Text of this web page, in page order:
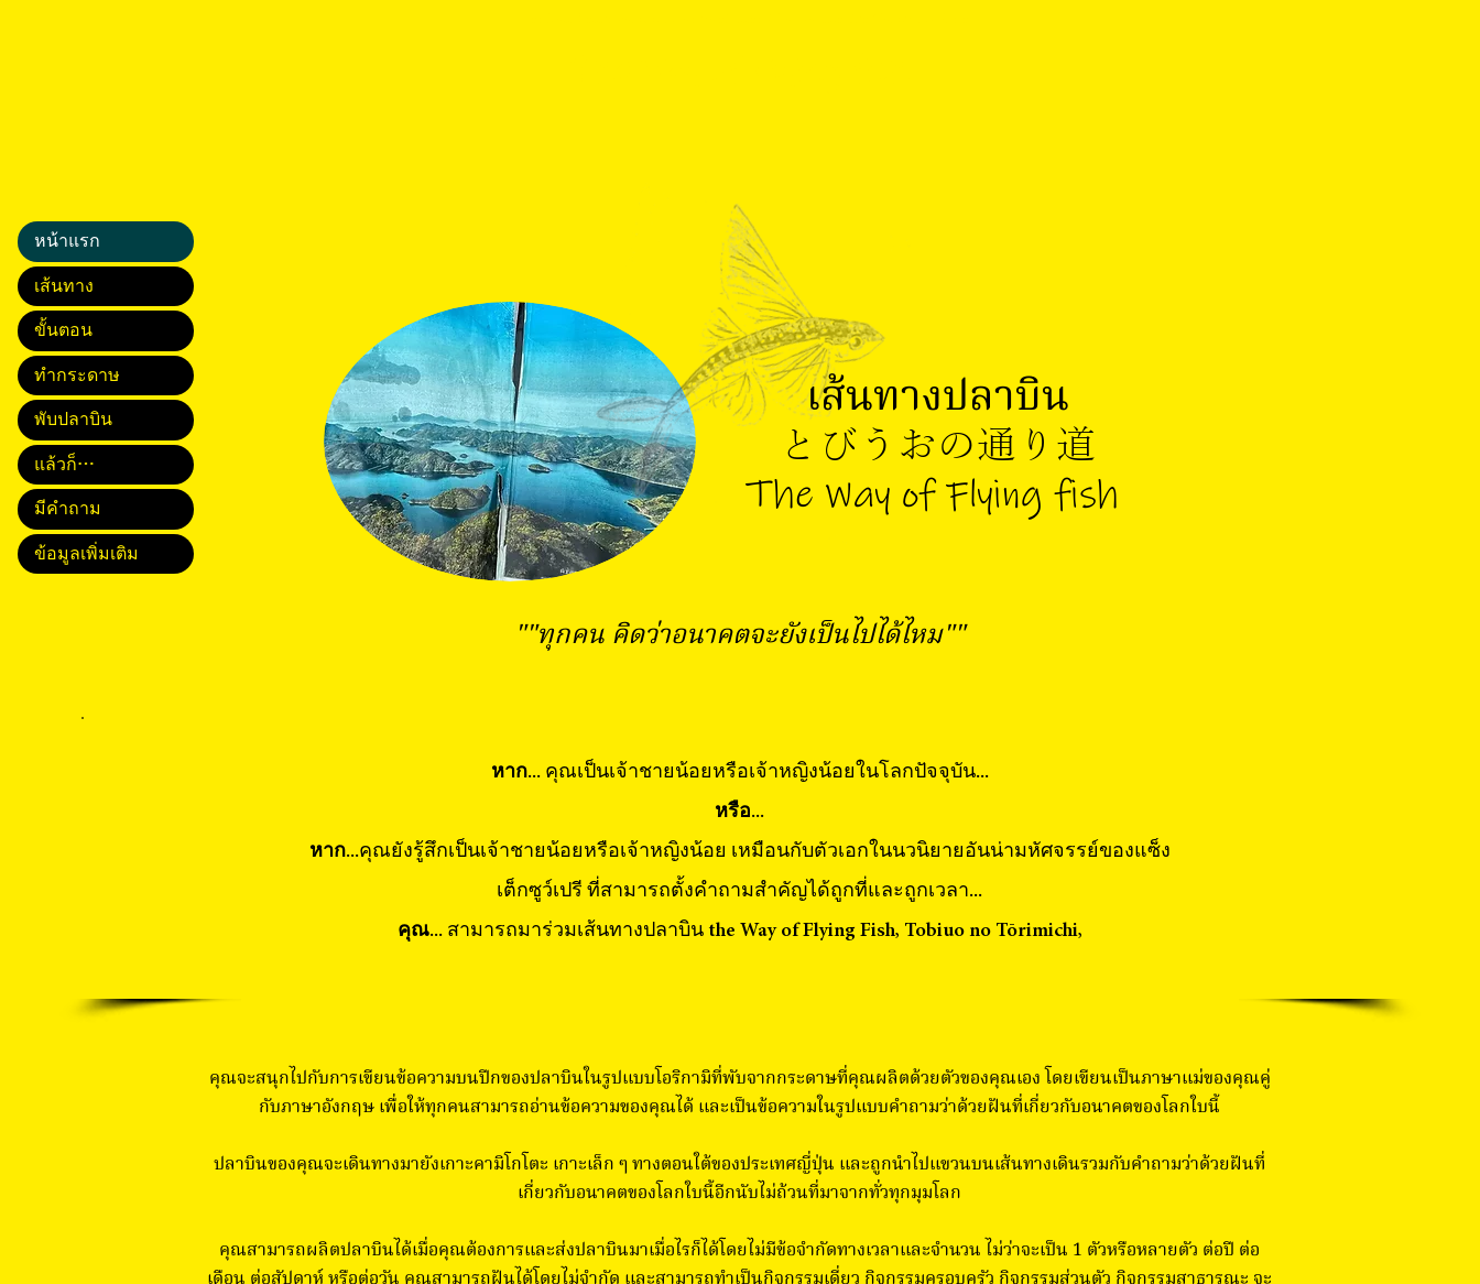
เส้นทางปลาบิน
とびうおの通り道
The Way of Flying fish
""ทุกคน คิดว่าอนาคตจะยังเป็นไปได้ไหม""
หาก...คุณเป็นเจ้าชายน้อยหรือเจ้าหญิงน้อยในโลกปัจจุบัน...
หรือ...
หาก...คุณยังรู้สึกเป็นเจ้าชายน้อยหรือเจ้าหญิงน้อย เหมือนกับตัวเอกในนวนิยายอันน่ามหัศจรรย์ของแซ็ง
เต็กซูว์เปรี ที่สามารถตั้งคำถามสำคัญได้ถูกที่และถูกเวลา...
คุณ...สามารถมาร่วมเส้นทางปลาบิน the Way of Flying Fish, Tobiuo no Tōrimichi,
คุณจะสนุกไปกับการเขียนข้อความบนปีกของปลาบินในรูปแบบโอริกามิที่พับจากกระดาษที่คุณผลิตด้วยตัวของคุณเอง โดยเขียนเป็นภาษาแม่ของคุณคู่
กับภาษาอังกฤษ เพื่อให้ทุกคนสามารถอ่านข้อความของคุณได้ และเป็นข้อความในรูปแบบคำถามว่าด้วยฝันที่เกี่ยวกับอนาคตของโลกใบนี้
ปลาบินของคุณจะเดินทางมายังเกาะคามิโกโตะ เกาะเล็ก ๆ ทางตอนใต้ของประเทศญี่ปุ่น และถูกนำไปแขวนบนเส้นทางเดินรวมกับคำถามว่าด้วยฝันที่
เกี่ยวกับอนาคตของโลกใบนี้อีกนับไม่ถ้วนที่มาจากทั่วทุกมุมโลก
คุณสามารถผลิตปลาบินได้เมื่อคุณต้องการและส่งปลาบินมาเมื่อไรก็ได้โดยไม่มีข้อจำกัดทางเวลาและจำนวน ไม่ว่าจะเป็น 1 ตัวหรือหลายตัว ต่อปี ต่อ
หน้าแรก
เส้นทาง
ขั้นตอน
ทำกระดาษ
พับปลาบิน
แล้วก็…
มีคำถาม
ข้อมูลเพิ่มเติม